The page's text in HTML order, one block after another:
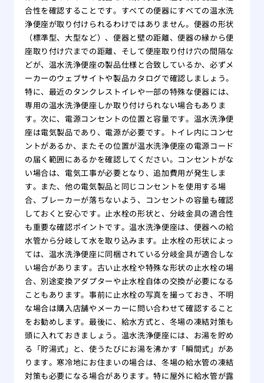
合性を確認することです。すべての便器にすべての温水洗
浄便座が取り付けられるわけではありません。便器の形状
（標準型、大型など）、便器と壁の距離、便器の縁から便
座取り付け穴までの距離、そして便座取り付け穴の間隔な
どが、温水洗浄便座の製品仕様と合致しているか、必ずメ
ーカーのウェブサイトや製品カタログで確認しましょう。
特に、最近のタンクレストイレや一部の特殊な便器には、
専用の温水洗浄便座しか取り付けられない場合もありま
す。次に、電源コンセントの位置と容量です。温水洗浄便
座は電気製品であり、電源が必要です。トイレ内にコンセ
ントがあるか、またその位置が温水洗浄便座の電源コード
の届く範囲にあるかを確認してください。コンセントがな
い場合は、電気工事が必要となり、追加費用が発生しま
す。また、他の電気製品と同じコンセントを使用する場
合、ブレーカーが落ちないよう、コンセントの容量も確認
しておくと安心です。止水栓の形状と、分岐金具の適合性
も重要な確認ポイントです。温水洗浄便座は、便器への給
水管から分岐して水を取り込みます。止水栓の形状によっ
ては、温水洗浄便座に同梱されている分岐金具が適合しな
い場合があります。古い止水栓や特殊な形状の止水栓の場
合、別途変換アダプターや止水栓自体の交換が必要になる
こともあります。事前に止水栓の写真を撮っておき、不明
な場合は購入店舗やメーカーに問い合わせて確認すること
をお勧めします。最後に、給水方式と、冬場の凍結対策も
頭に入れておきましょう。温水洗浄便座には、お湯を貯め
る「貯湯式」と、使うたびにお湯を沸かす「瞬間式」があ
ります。寒冷地にお住まいの場合は、冬場の給水管の凍結
対策も必要になる場合があります。特に屋外に給水管が露